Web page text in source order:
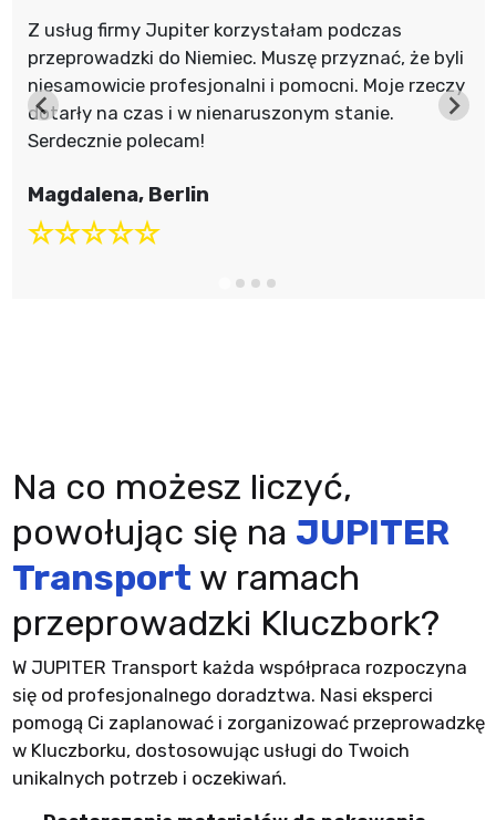
Z usług firmy Jupiter korzystałam podczas
przeprowadzki do Niemiec. Muszę przyznać, że byli
niesamowicie profesjonalni i pomocni. Moje rzeczy
dotarły na czas i w nienaruszonym stanie.
Serdecznie polecam!
Magdalena, Berlin
Na co możesz liczyć,
powołując się na JUPITER
Transport w ramach
przeprowadzki Kluczbork?
W JUPITER Transport każda współpraca rozpoczyna
się od profesjonalnego doradztwa. Nasi eksperci
pomogą Ci zaplanować i zorganizować przeprowadzkę
w Kluczborku, dostosowując usługi do Twoich
unikalnych potrzeb i oczekiwań.